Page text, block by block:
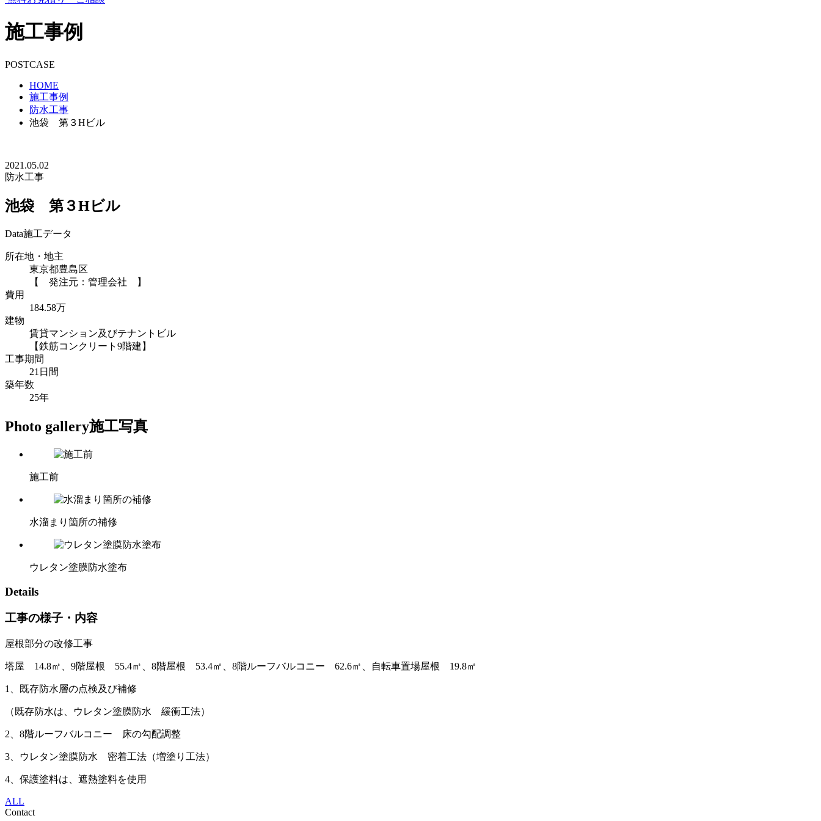
施工事例
POSTCASE
HOME
施工事例
防水工事
池袋 第３Hビル
2021.05.02
防水工事
池袋 第３Hビル
Data施工データ
所在地・地主
東京都豊島区
【 発注元：管理会社 】
費用
184.58万
建物
賃貸マンション及びテナントビル
【鉄筋コンクリート9階建】
工事期間
21日間
築年数
25年
Photo gallery施工写真
施工前
水溜まり箇所の補修
ウレタン塗膜防水塗布
Details
工事の様子・内容
屋根部分の改修工事
塔屋 14.8㎡、9階屋根 55.4㎡、8階屋根 53.4㎡、8階ルーフバルコニー 62.6㎡、自転車置場屋根 19.8㎡
1、既存防水層の点検及び補修
（既存防水は、ウレタン塗膜防水 緩衝工法）
2、8階ルーフバルコニー 床の勾配調整
3、ウレタン塗膜防水 密着工法（増塗り工法）
4、保護塗料は、遮熱塗料を使用
ALL
Contact